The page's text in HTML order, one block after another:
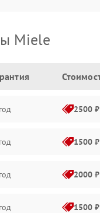
Miele
2500 ₽
1500 ₽
2000 ₽
1500 ₽